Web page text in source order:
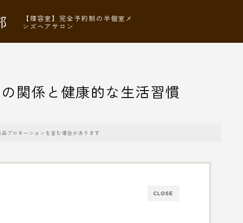
【理容室】完全予約制の半個室メ
ンズヘアサロン
関係と健康的な生活習慣
プロモーションを含む場合があります
CLOSE